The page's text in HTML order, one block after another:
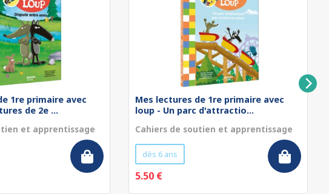
1re primaire avec
de 2e ...
et apprentissage
Mes lectures de 1re primaire avec
loup - Un parc d'attractio...
Cahiers de soutien et apprentissage
dès 6 ans
5.50 €